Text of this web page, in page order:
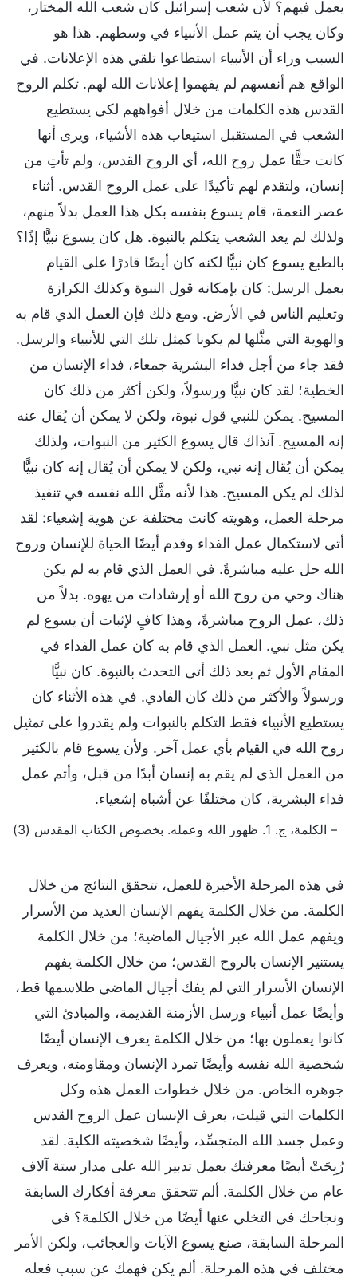
يعمل فيهم؟ لأن شعب إسرائيل كان شعب الله المختار،
وكان يجب أن يتم عمل الأنبياء في وسطهم. هذا هو
السبب وراء أن الأنبياء استطاعوا تلقي هذه الإعلانات. في
الواقع هم أنفسهم لم يفهموا إعلانات الله لهم. تكلم الروح
القدس هذه الكلمات من خلال أفواههم لكي يستطيع
الشعب في المستقبل استيعاب هذه الأشياء، ويرى أنها
كانت حقًّا عمل روح الله، أي الروح القدس، ولم تأتِ من
إنسان، ولتقدم لهم تأكيدًا على عمل الروح القدس. أثناء
عصر النعمة، قام يسوع بنفسه بكل هذا العمل بدلاً منهم،
ولذلك لم يعد الشعب يتكلم بالنبوة. هل كان يسوع نبيًّا إذًا؟
بالطبع يسوع كان نبيًّا لكنه كان أيضًا قادرًا على القيام
بعمل الرسل: كان بإمكانه قول النبوة وكذلك الكرازة
وتعليم الناس في الأرض. ومع ذلك فإن العمل الذي قام به
والهوية التي مثَّلها لم يكونا كمثل تلك التي للأنبياء والرسل.
فقد جاء من أجل فداء البشرية جمعاء، فداء الإنسان من
الخطية؛ لقد كان نبيًّا ورسولاً، ولكن أكثر من ذلك كان
المسيح. يمكن للنبي قول نبوة، ولكن لا يمكن أن يُقال عنه
إنه المسيح. آنذاك قال يسوع الكثير من النبوات، ولذلك
يمكن أن يُقال إنه نبي، ولكن لا يمكن أن يُقال إنه كان نبيًّا
لذلك لم يكن المسيح. هذا لأنه مثَّل الله نفسه في تنفيذ
مرحلة العمل، وهويته كانت مختلفة عن هوية إشعياء: لقد
أتى لاستكمال عمل الفداء وقدم أيضًا الحياة للإنسان وروح
الله حل عليه مباشرةً. في العمل الذي قام به لم يكن
هناك وحي من روح الله أو إرشادات من يهوه. بدلاً من
ذلك، عمل الروح مباشرةً، وهذا كافٍ لإثبات أن يسوع لم
يكن مثل نبي. العمل الذي قام به كان عمل الفداء في
المقام الأول ثم بعد ذلك أتى التحدث بالنبوة. كان نبيًّا
ورسولاً والأكثر من ذلك كان الفادي. في هذه الأثناء كان
يستطيع الأنبياء فقط التكلم بالنبوات ولم يقدروا على تمثيل
روح الله في القيام بأي عمل آخر. ولأن يسوع قام بالكثير
من العمل الذي لم يقم به إنسان أبدًا من قبل، وأتم عمل
فداء البشرية، كان مختلفًا عن أشباه إشعياء.
– الكلمة، ج. 1. ظهور الله وعمله. بخصوص الكتاب المقدس (3)
في هذه المرحلة الأخيرة للعمل، تتحقق النتائج من خلال
الكلمة. من خلال الكلمة يفهم الإنسان العديد من الأسرار
ويفهم عمل الله عبر الأجيال الماضية؛ من خلال الكلمة
يستنير الإنسان بالروح القدس؛ من خلال الكلمة يفهم
الإنسان الأسرار التي لم يفك أجيال الماضي طلاسمها قط،
وأيضًا عمل أنبياء ورسل الأزمنة القديمة، والمبادئ التي
كانوا يعملون بها؛ من خلال الكلمة يعرف الإنسان أيضًا
شخصية الله نفسه وأيضًا تمرد الإنسان ومقاومته، ويعرف
جوهره الخاص. من خلال خطوات العمل هذه وكل
الكلمات التي قيلت، يعرف الإنسان عمل الروح القدس
وعمل جسد الله المتجسِّد، وأيضًا شخصيته الكلية. لقد
رُبِحَتْ أيضًا معرفتك بعمل تدبير الله على مدار ستة آلاف
عام من خلال الكلمة. ألم تتحقق معرفة أفكارك السابقة
ونجاحك في التخلي عنها أيضًا من خلال الكلمة؟ في
المرحلة السابقة، صنع يسوع الآيات والعجائب، ولكن الأمر
مختلف في هذه المرحلة. ألم يكن فهمك عن سبب فعله